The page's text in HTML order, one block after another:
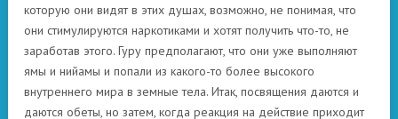
которую они видят в этих душах, возможно, не понимая, что
они стимулируются наркотиками и хотят получить что-то, не
заработав этого. Гуру предполагают, что они уже выполняют
ямы и нийамы и попали из какого-то более высокого
внутреннего мира в земные тела. Итак, посвящения даются и
даются обеты, но затем, когда реакция на действие приходит